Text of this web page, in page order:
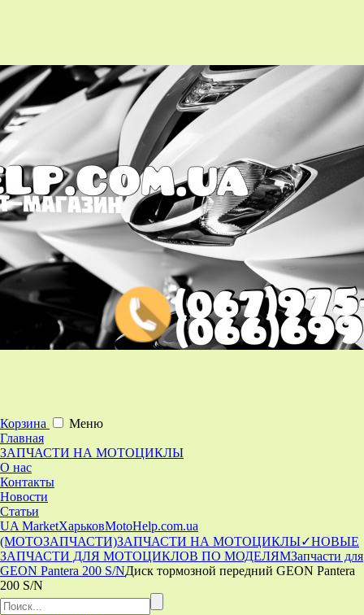
Корзина
Меню
Главная
ЗАПЧАСТИ НА МОТОЦИКЛЫ
О нас
Контакты
Новости
Статьи
UA MarketХарьковMotoHelp.com.ua
(МОТОЗАПЧАСТИ)ЗАПЧАСТИ НА МОТОЦИКЛЫ✓НОВЫЕ
ЗАПЧАСТИ ДЛЯ МОТОЦИКЛОВ ПО МОДЕЛЯМЗапчасти для
GEON Pantera 200 S/NДиск тормозной передний GEON Pantera
200 S/N